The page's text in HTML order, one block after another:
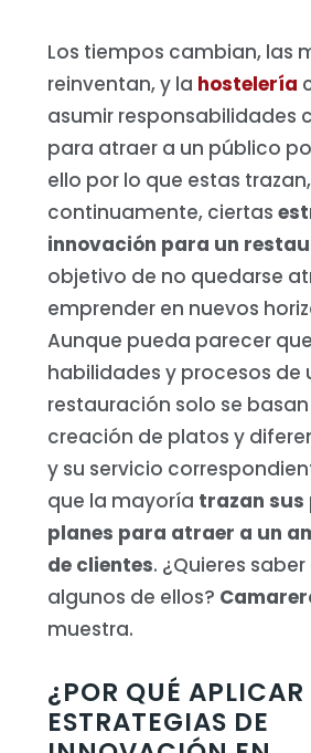
Los tiempos cambian, las
reinventan, y la hostelería
asumir responsabilidades
para atraer a un público
ello por lo que estas trazan,
continuamente, ciertas
innovación para un
objetivo de no quedarse
emprender en nuevos
Aunque pueda parecer
habilidades y procesos de
restauración solo se
creación de platos y
y su servicio
que la mayoría trazan sus
planes para atraer a un
de clientes. ¿Quieres
algunos de ellos?
muestra.
¿POR QUÉ APLICAR
ESTRATEGIAS DE